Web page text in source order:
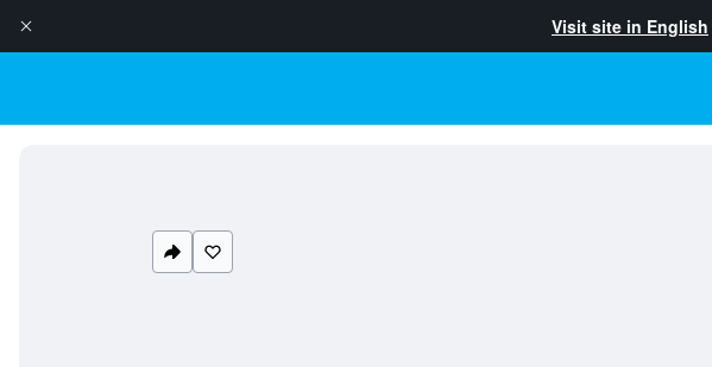
Visit site in English